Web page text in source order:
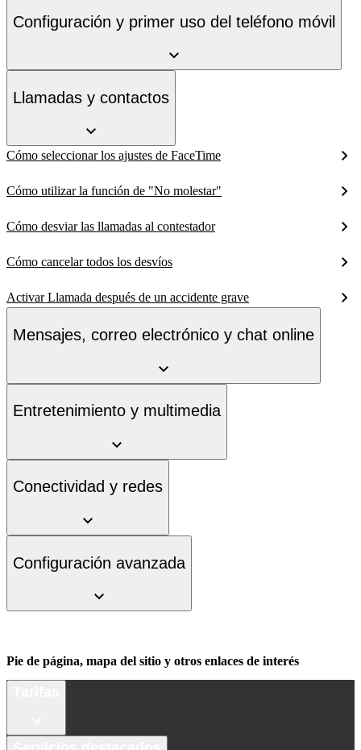
Configuración y primer uso del teléfono móvil
Llamadas y contactos
Cómo seleccionar los ajustes de FaceTime
Cómo utilizar la función de "No molestar"
Cómo desviar las llamadas al contestador
Cómo cancelar todos los desvíos
Activar Llamada después de un accidente grave
Mensajes, correo electrónico y chat online
Entretenimiento y multimedia
Conectividad y redes
Configuración avanzada
Pie de página, mapa del sitio y otros enlaces de interés